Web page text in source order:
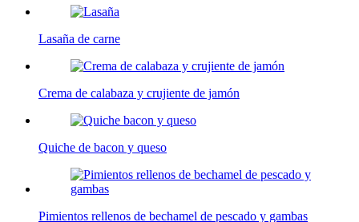
Lasaña de carne
Crema de calabaza y crujiente de jamón
Quiche de bacon y queso
Pimientos rellenos de bechamel de pescado y gambas